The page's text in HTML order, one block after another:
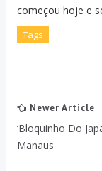
começou hoje e
Tags
Newer Article
‘Bloquinho Do
Manaus